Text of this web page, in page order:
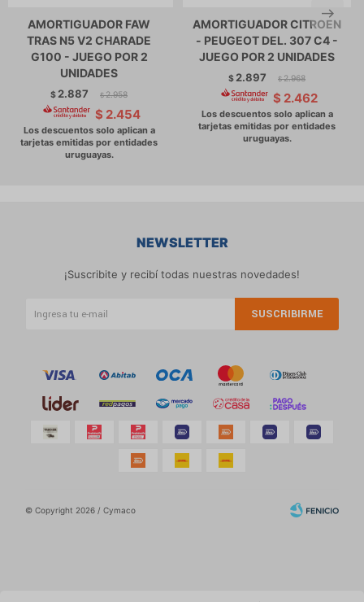
AMORTIGUADOR FAW
TRAS N5 V2 CHARADE
G100 - JUEGO POR 2
UNIDADES
$ 2.887 $ 2.958
$ 2.454
AMORTIGUADOR CITROEN
- PEUGEOT DEL. 307 C4 -
JUEGO POR 2 UNIDADES
$ 2.897 $ 2.968
$ 2.462
NEWSLETTER
¡Suscribite y recibí todas nuestras novedades!
SUSCRIBIRME
© Copyright 2026 / Cymaco